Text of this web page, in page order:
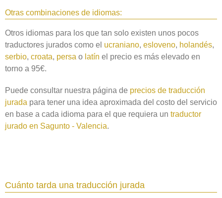
Otras combinaciones de idiomas:
Otros idiomas para los que tan solo existen unos pocos
traductores jurados como el ucraniano, esloveno, holandés,
serbio, croata, persa o latín el precio es más elevado en
torno a 95€.
Puede consultar nuestra página de precios de traducción
jurada para tener una idea aproximada del costo del servicio
en base a cada idioma para el que requiera un traductor
jurado en Sagunto - Valencia.
Cuánto tarda una traducción jurada